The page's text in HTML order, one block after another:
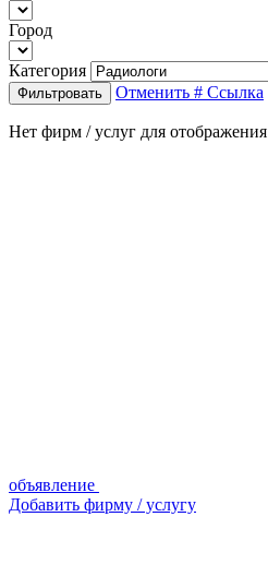
Город
Категория
Фильтровать Отменить # Ссылка
Нет фирм / услуг для отображения
объявление
Добавить фирму / услугу